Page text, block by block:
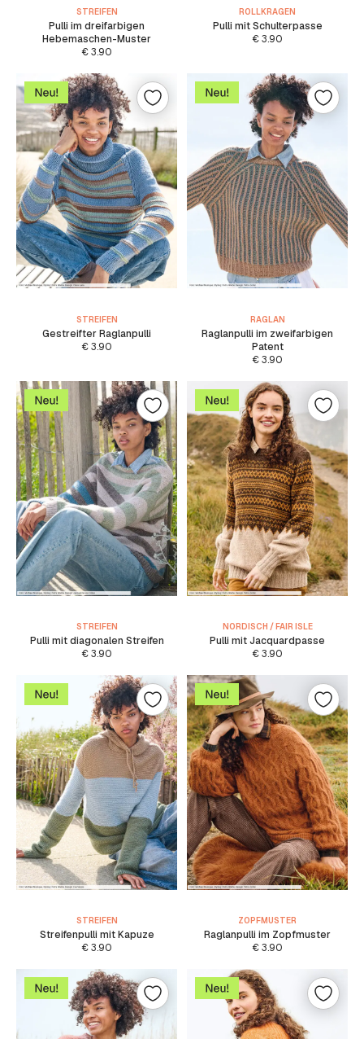
STREIFEN
Pulli im dreifarbigen
Hebemaschen-Muster
€3.90
ROLLKRAGEN
Pulli mit Schulterpasse
€3.90
STREIFEN
Gestreifter Raglanpulli
€3.90
RAGLAN
Raglanpulli im zweifarbigen
Patent
€3.90
STREIFEN
Pulli mit diagonalen Streifen
€3.90
NORDISCH / FAIR ISLE
Pulli mit Jacquardpasse
€3.90
STREIFEN
Streifenpulli mit Kapuze
€3.90
ZOPFMUSTER
Raglanpulli im Zopfmuster
€3.90